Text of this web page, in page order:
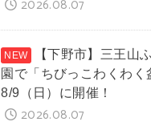
2026.08.07
【下野市】三王山
園で「ちびっこわくわく
8/9（日）に開催！
2026.08.07